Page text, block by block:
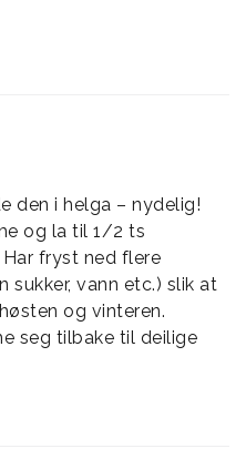
den i helga – nydelig!
og la til 1/2 ts
fryst ned flere
vann etc.) slik at
og vinteren.
seg tilbake til deilige